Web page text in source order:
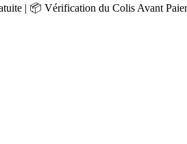
| 📦 Vérification du Colis Avant